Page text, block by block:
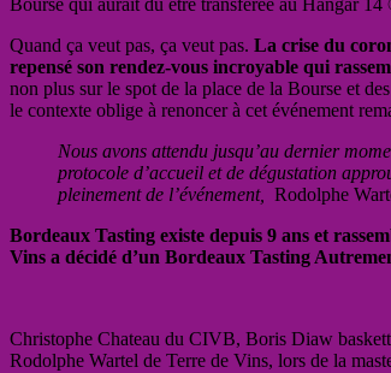
Bourse qui aurait du être transférée au Hangar 14
Quand ça veut pas, ça veut pas. La crise du
repensé son rendez-vous incroyable qui
non plus sur le spot de la place de la Bourse et
le contexte oblige à renoncer à cet événement
Nous avons attendu jusqu’au dernier
protocole d’accueil et de dégustation
pleinement de l’événement,
Rodolphe
Bordeaux Tasting existe depuis 9 ans et
Vins a décidé d’un Bordeaux Tasting
Christophe Chateau du CIVB, Boris Diaw
Rodolphe Wartel de Terre de Vins, lors de la